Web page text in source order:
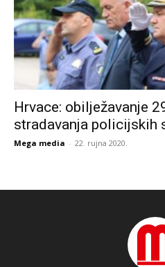
Hrvace: obilježavanje
stradavanja policijskih
Mega media - 22. rujna 2020.